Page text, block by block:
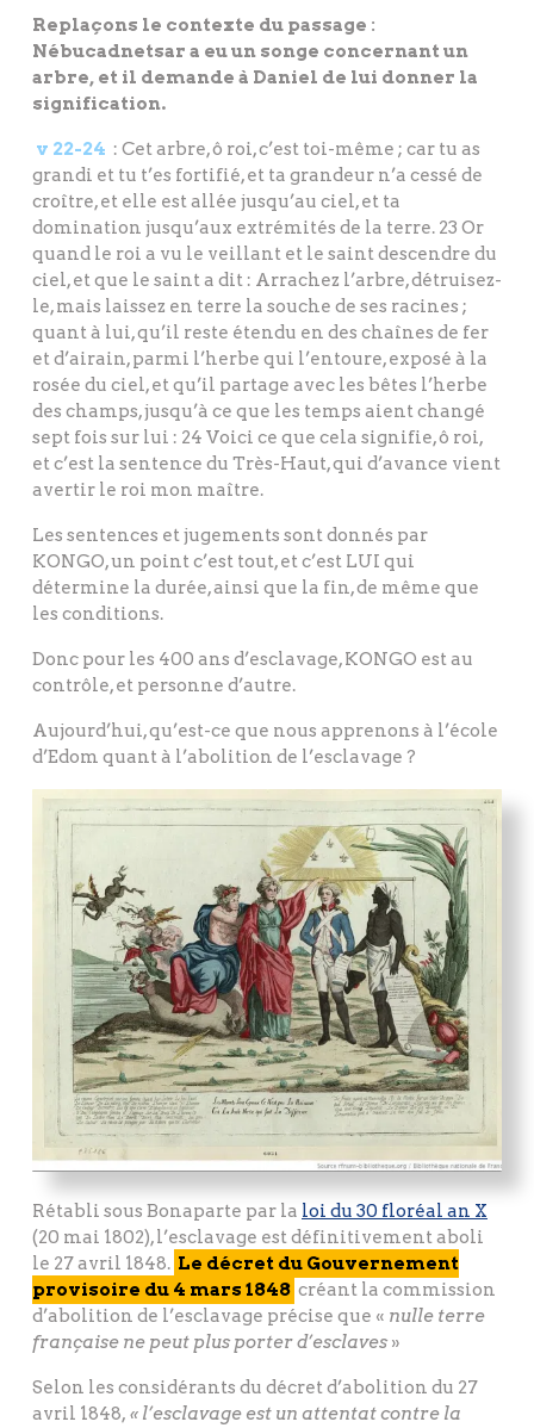
Replaçons le contexte du passage :
Nébucadnetsar a eu un songe concernant un
arbre, et il demande à Daniel de lui donner la
signification.
v 22-24 : Cet arbre, ô roi, c’est toi-même ; car tu as
grandi et tu t’es fortifié, et ta grandeur n’a cessé de
croître, et elle est allée jusqu’au ciel, et ta
domination jusqu’aux extrémités de la terre. 23 Or
quand le roi a vu le veillant et le saint descendre du
ciel, et que le saint a dit : Arrachez l’arbre, détruisez-
le, mais laissez en terre la souche de ses racines ;
quant à lui, qu’il reste étendu en des chaînes de fer
et d’airain, parmi l’herbe qui l’entoure, exposé à la
rosée du ciel, et qu’il partage avec les bêtes l’herbe
des champs, jusqu’à ce que les temps aient changé
sept fois sur lui : 24 Voici ce que cela signifie, ô roi,
et c’est la sentence du Très-Haut, qui d’avance vient
avertir le roi mon maître.
Les sentences et jugements sont donnés par
KONGO, un point c’est tout, et c’est LUI qui
détermine la durée, ainsi que la fin, de même que
les conditions.
Donc pour les 400 ans d’esclavage, KONGO est au
contrôle, et personne d’autre.
Aujourd’hui, qu’est-ce que nous apprenons à l’école
d’Edom quant à l’abolition de l’esclavage ?
Rétabli sous Bonaparte par la loi du 30 floréal an X
(20 mai 1802), l’esclavage est définitivement aboli
le 27 avril 1848. Le décret du Gouvernement
provisoire du 4 mars 1848 créant la commission
d’abolition de l’esclavage précise que « nulle terre
française ne peut plus porter d’esclaves »
Selon les considérants du décret d’abolition du 27
avril 1848, « l’esclavage est un attentat contre la